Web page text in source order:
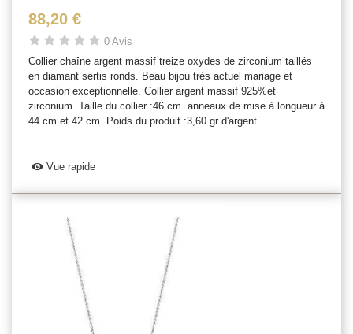
88,20 €
0 Avis
Collier chaîne argent massif treize oxydes de zirconium taillés
en diamant sertis ronds. Beau bijou très actuel mariage et
occasion exceptionnelle. Collier argent massif 925%et
zirconium. Taille du collier :46 cm. anneaux de mise à longueur à
44 cm et 42 cm. Poids du produit :3,60.gr d'argent.
Vue rapide